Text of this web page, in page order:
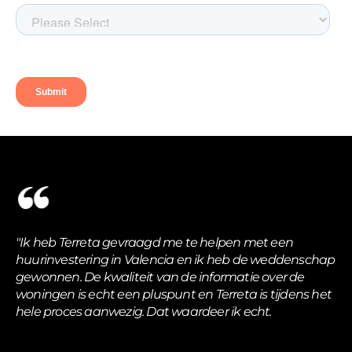
"Ik heb Terreta gevraagd me te helpen met een
huurinvestering in Valencia en ik heb de weddenschap
gewonnen. De kwaliteit van de informatie over de
woningen is echt een pluspunt en Terreta is tijdens het
hele proces aanwezig. Dat waardeer ik echt.